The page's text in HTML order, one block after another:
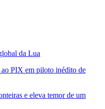
da Lua
PIX em piloto inédito de
e eleva temor de um